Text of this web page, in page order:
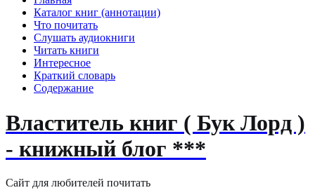
Каталог книг (аннотации)
Что почитать
Слушать аудиокниги
Читать книги
Интересное
Краткий словарь
Содержание
Властитель книг ( Бук Лорд )
- книжный блог ***
Сайт для любителей почитать